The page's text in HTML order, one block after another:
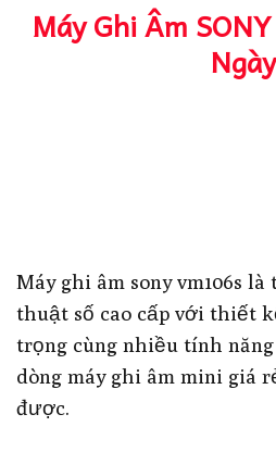
Máy Ghi Âm
Ngày
Máy ghi âm sony vm106s
thuật số cao cấp với thiết
trọng cùng nhiều tính
dòng máy ghi âm mini giá
được.